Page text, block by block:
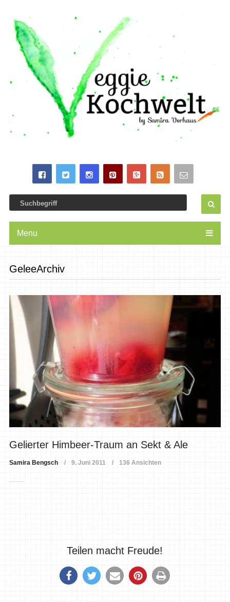
Menu
GeleeArchiv
Gelierter Himbeer-Traum an Sekt & Ale
Samira Bengsch 9. Juni 2011 136 Ansichten
Teilen macht Freude!